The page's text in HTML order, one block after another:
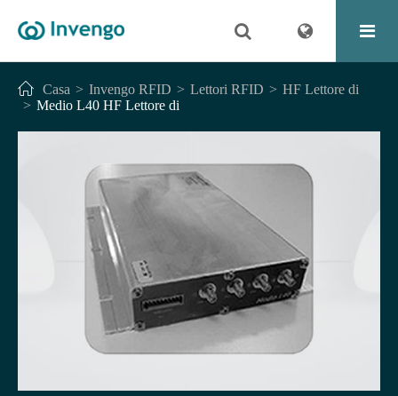
Casa Invengo RFID Lettori RFID
HF Lettore di
Medio L40 HF Lettore di